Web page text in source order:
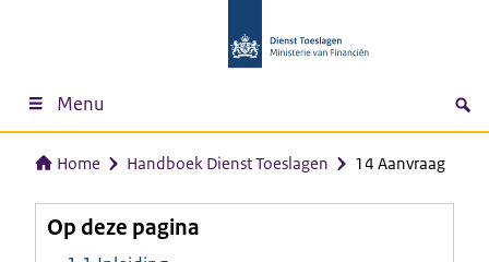
Menu
Home Handboek Dienst Toeslagen 14 Aanvraag
Op deze pagina